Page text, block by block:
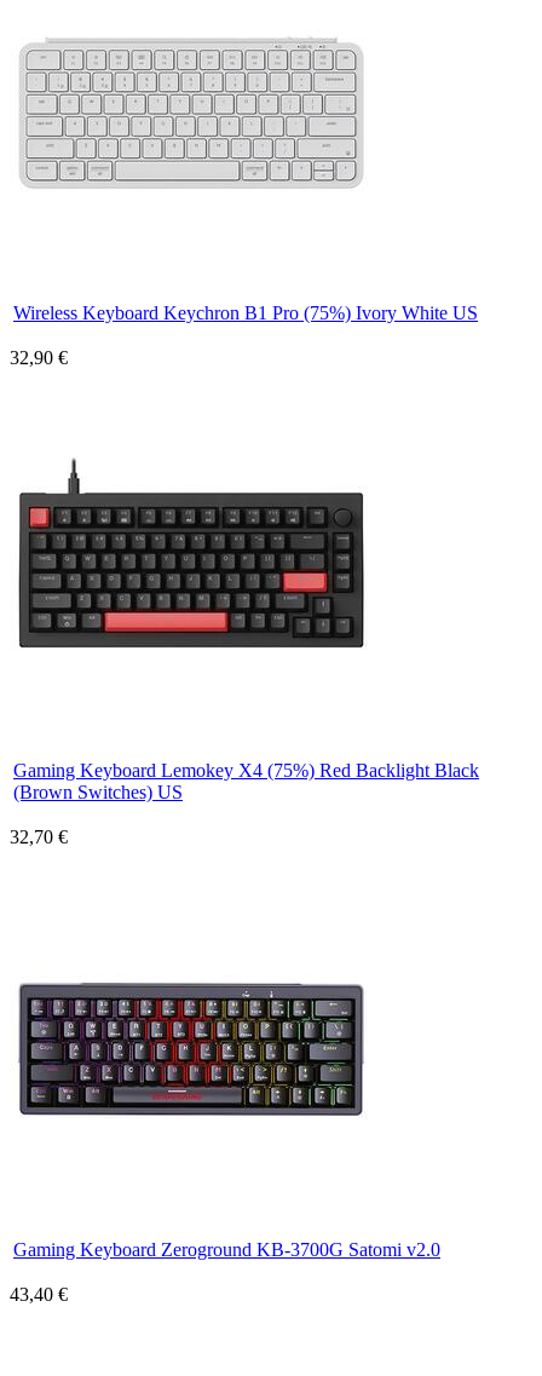
Wireless Keyboard Keychron B1 Pro (75%) Ivory White US
32,90 €
Gaming Keyboard Lemokey X4 (75%) Red Backlight Black
(Brown Switches) US
32,70 €
Gaming Keyboard Zeroground KB-3700G Satomi v2.0
43,40 €